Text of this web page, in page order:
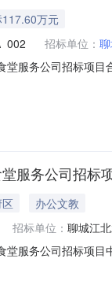
万元
招标单位：
堂服务公司招标项
购项目编码：
服务公司招标
办公文教
招标单位： 聊城江
堂服务公司招标项
中标人地址：聊城